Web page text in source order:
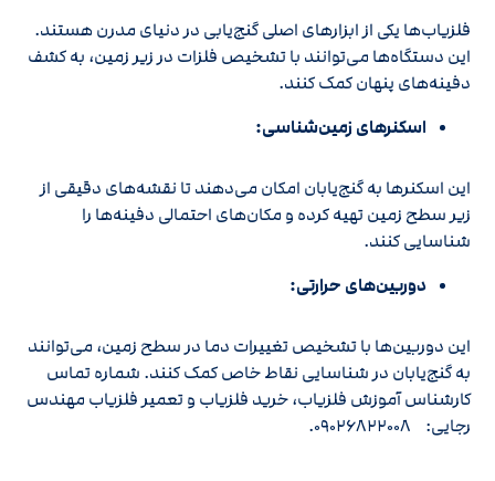
فلزیاب‌ها یکی از ابزارهای اصلی گنج‌یابی در دنیای مدرن هستند.
این دستگاه‌ها می‌توانند با تشخیص فلزات در زیر زمین، به کشف
دفینه‌های پنهان کمک کنند.
اسکنرهای زمین‌شناسی:
این اسکنرها به گنج‌یابان امکان می‌دهند تا نقشه‌های دقیقی از
زیر سطح زمین تهیه کرده و مکان‌های احتمالی دفینه‌ها را
شناسایی کنند.
دوربین‌های حرارتی:
این دوربین‌ها با تشخیص تغییرات دما در سطح زمین، می‌توانند
به گنج‌یابان در شناسایی نقاط خاص کمک کنند. شماره تماس
کارشناس آموزش فلزیاب، خرید فلزیاب و تعمیر فلزیاب مهندس
رجایی: ۰۹۰۲۶۸۲۲۰۰۸.